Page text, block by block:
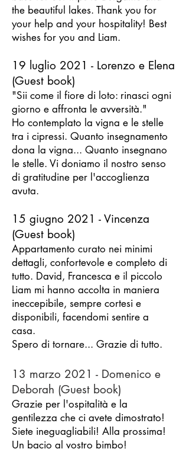
the beautiful lakes. Thank you for
your help and your hospitality! Best
wishes for you and Liam.
19 luglio 2021 - Lorenzo e Elena
(Guest book)
"Sii come il fiore di loto: rinasci ogni
giorno e affronta le avversità."
Ho contemplato la vigna e le stelle
tra i cipressi. Quanto insegnamento
dona la vigna... Quanto insegnano
le stelle. Vi doniamo il nostro senso
di gratitudine per l'accoglienza
avuta.
15 giugno 2021 - Vincenza
(Guest book)
Appartamento curato nei minimi
dettagli, confortevole e completo di
tutto. David, Francesca e il piccolo
Liam mi hanno accolta in maniera
ineccepibile, sempre cortesi e
disponibili, facendomi sentire a
casa.
Spero di tornare... Grazie di tutto.
13 marzo 2021 - Domenico e
Deborah (Guest book)
Grazie per l'ospitalità e la
gentilezza che ci avete dimostrato!
Siete ineguagliabili! Alla prossima!
Un bacio al vostro bimbo!